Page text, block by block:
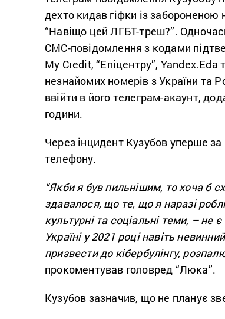
дехто кидав гіфки із
“Навіщо цей ЛГБТ-треш?”.
СМС-повідомлення з кодами
My Credit, “Епіцентру”,
незнайомих номерів з України та
ввійти в його телеграм-акаунт,
години.
Через інцидент Кузубов уперше
телефону.
“Якби я був пильнішим, то хоча б
здавалося, що те, що я наразі
культурні та соціальні теми, –
Україні у 2021 році навіть
призвести до кібербулінгу,
прокоментував головред “Люка”.
Кузубов зазначив, що не планує